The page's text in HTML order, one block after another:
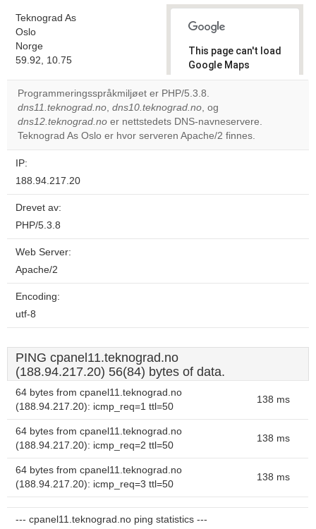
Teknograd As
Oslo
Norge
59.92, 10.75
This page can't load
Google Maps
correctly.
Do you
own this
website?
Programmeringsspråkmiljøet er PHP/5.3.8.
dns11.teknograd.no, dns10.teknograd.no, og
dns12.teknograd.no er nettstedets DNS-navneservere.
Teknograd As Oslo er hvor serveren Apache/2 finnes.
IP:
188.94.217.20
Drevet av:
PHP/5.3.8
Web Server:
Apache/2
Encoding:
utf-8
PING cpanel11.teknograd.no
(188.94.217.20) 56(84) bytes of data.
64 bytes from cpanel11.teknograd.no
(188.94.217.20): icmp_req=1 ttl=50
138 ms
64 bytes from cpanel11.teknograd.no
(188.94.217.20): icmp_req=2 ttl=50
138 ms
64 bytes from cpanel11.teknograd.no
(188.94.217.20): icmp_req=3 ttl=50
138 ms
--- cpanel11.teknograd.no ping statistics ---